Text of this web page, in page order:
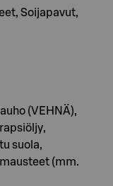
Soijapavut,
(VEHNÄ),
suola,
(mm.